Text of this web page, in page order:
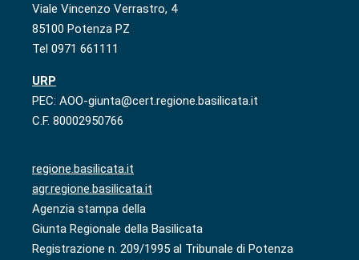
Viale Vincenzo Verrastro, 4
85100 Potenza PZ
Tel 0971 661111
URP
PEC: AOO-giunta@cert.regione.basilicata.it
C.F. 80002950766
regione.basilicata.it
agr.regione.basilicata.it
Agenzia stampa della
Giunta Regionale della Basilicata
Registrazione n. 209/1995 al Tribunale di Potenza